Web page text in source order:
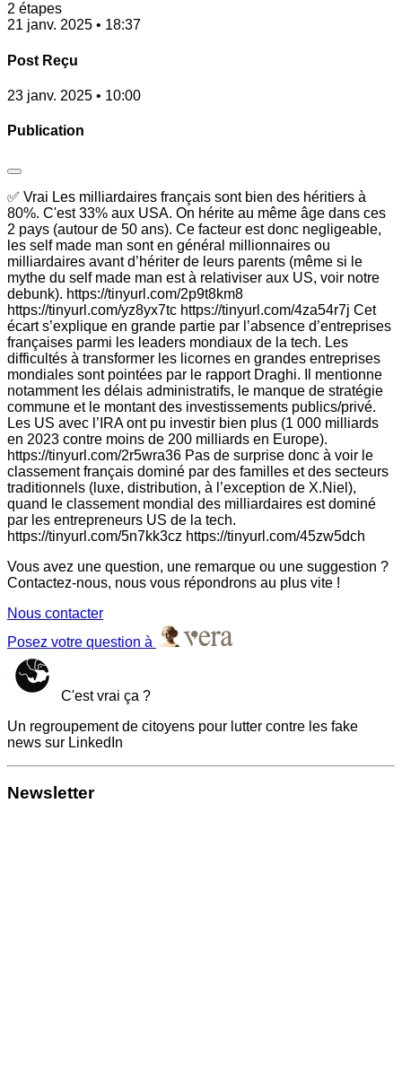
2 étapes
21 janv. 2025 • 18:37
Post Reçu
23 janv. 2025 • 10:00
Publication
✅ Vrai Les milliardaires français sont bien des héritiers à
80%. C'est 33% aux USA. On hérite au même âge dans ces
2 pays (autour de 50 ans). Ce facteur est donc negligeable,
les self made man sont en général millionnaires ou
milliardaires avant d’hériter de leurs parents (même si le
mythe du self made man est à relativiser aux US, voir notre
debunk). https://tinyurl.com/2p9t8km8
https://tinyurl.com/yz8yx7tc https://tinyurl.com/4za54r7j Cet
écart s’explique en grande partie par l’absence d’entreprises
françaises parmi les leaders mondiaux de la tech. Les
difficultés à transformer les licornes en grandes entreprises
mondiales sont pointées par le rapport Draghi. Il mentionne
notamment les délais administratifs, le manque de stratégie
commune et le montant des investissements publics/privé.
Les US avec l’IRA ont pu investir bien plus (1 000 milliards
en 2023 contre moins de 200 milliards en Europe).
https://tinyurl.com/2r5wra36 Pas de surprise donc à voir le
classement français dominé par des familles et des secteurs
traditionnels (luxe, distribution, à l’exception de X.Niel),
quand le classement mondial des milliardaires est dominé
par les entrepreneurs US de la tech.
https://tinyurl.com/5n7kk3cz https://tinyurl.com/45zw5dch
Vous avez une question, une remarque ou une suggestion ?
Contactez-nous, nous vous répondrons au plus vite !
Nous contacter
Posez votre question à
C'est vrai ça ?
Un regroupement de citoyens pour lutter contre les fake
news sur LinkedIn
Newsletter